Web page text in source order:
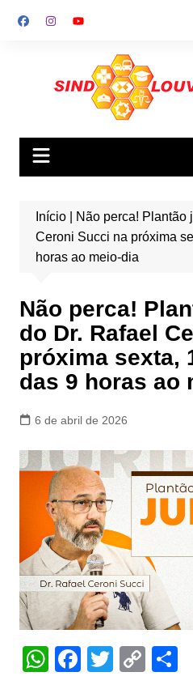
para
Início|
Não perca! Plantão
Ceroni Succi na próxima
horas ao meio-dia
Não perca!
do Dr. Rafael
próxima sexta,
das 9 horas ao
6 de abril de 2026
W F T C S